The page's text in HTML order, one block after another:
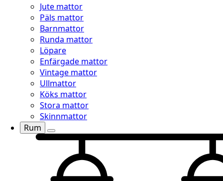
Jute mattor
Päls mattor
Barnmattor
Runda mattor
Löpare
Enfärgade mattor
Vintage mattor
Ullmattor
Köks mattor
Stora mattor
Skinnmattor
Rum